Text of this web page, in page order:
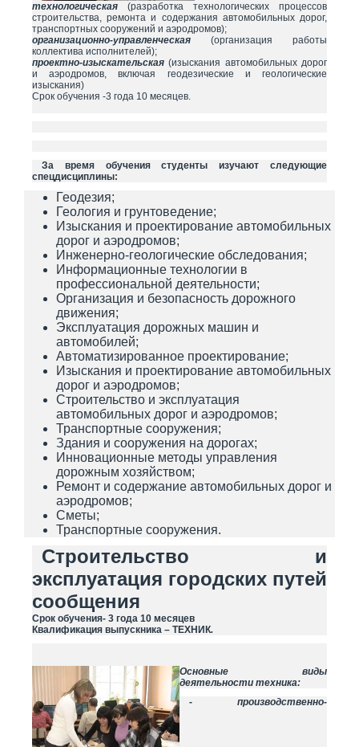
технологическая (разработка технологических процессов
строительства, ремонта и содержания автомобильных дорог,
транспортных сооружений и аэродромов);
организационно-управленческая (организация работы
коллектива исполнителей);
проектно-изыскательская (изыскания автомобильных дорог
и аэродромов, включая геодезические и геологические
изыскания)
Срок обучения -3 года 10 месяцев.
За время обучения студенты изучают следующие
спецдисциплины:
Геодезия;
Геология и грунтоведение;
Изыскания и проектирование автомобильных
дорог и аэродромов;
Инженерно-геологические обследования;
Информационные технологии в
профессиональной деятельности;
Организация и безопасность дорожного
движения;
Эксплуатация дорожных машин и
автомобилей;
Автоматизированное проектирование;
Изыскания и проектирование автомобильных
дорог и аэродромов;
Строительство и эксплуатация
автомобильных дорог и аэродромов;
Транспортные сооружения;
Здания и сооружения на дорогах;
Инновационные методы управления
дорожным хозяйством;
Ремонт и содержание автомобильных дорог и
аэродромов;
Сметы;
Транспортные сооружения.
Строительство и
эксплуатация городских путей
сообщения
Срок обучения- 3 года 10 месяцев
Квалификация выпускника – ТЕХНИК.
Основные виды
деятельности техника:
- производственно-